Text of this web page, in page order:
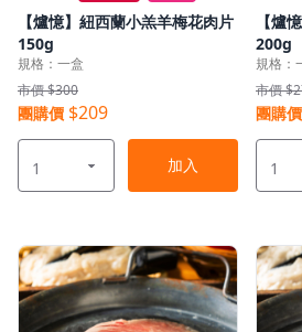
【爐憶】紐西蘭小羔羊梅花肉片
150g
規格：一盒
市價 $300
團購價 $209
加入
【爐
200g
規格：
市價
團購價